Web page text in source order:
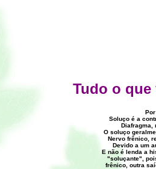
Tudo o que
Soluço é a
Diafragma,
O soluço
Nervo frênico,
Devido a um
E não é lenda a
"soluçante",
frênico, outra